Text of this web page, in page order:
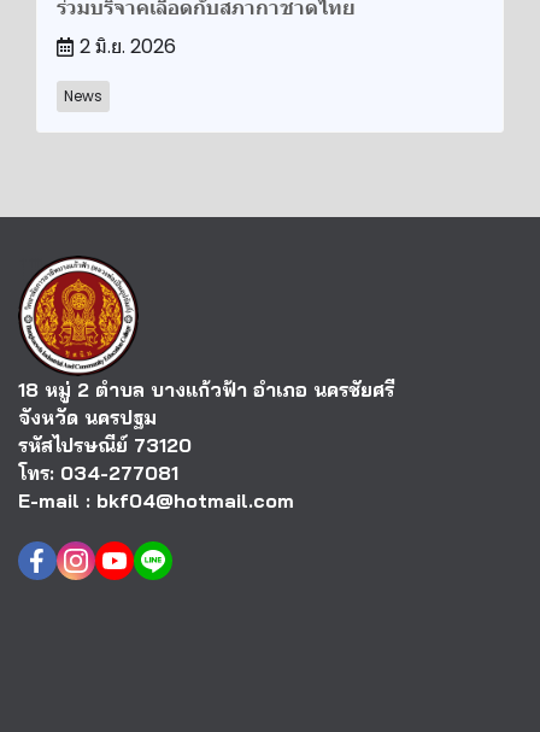
ร่วม​บริจาค​เลือด​กับสภากาชาดไทย
2 มิ.ย. 2026
News
18 หมู่ 2 ตำบล บางแก้วฟ้า อำเภอ นครชัยศรี
จังหวัด นครปฐม
รหัสไปรษณีย์ 73120
โทร: 034-277081
E-mail : bkf04@hotmail.com